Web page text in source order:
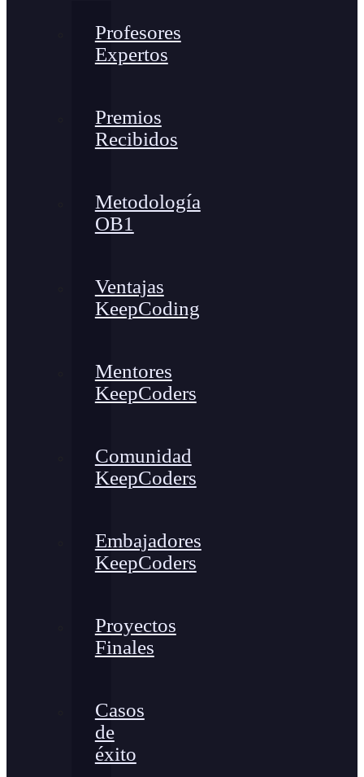
Profesores
Expertos
Premios
Recibidos
Metodología
OB1
Ventajas
KeepCoding
Mentores
KeepCoders
Comunidad
KeepCoders
Embajadores
KeepCoders
Proyectos
Finales
Casos
de
éxito